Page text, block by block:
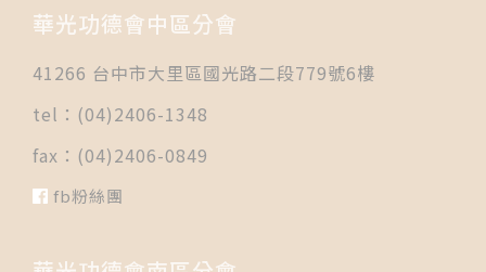
華光功德會中區分會
41266 台中市大里區國光路二段779號6樓
tel：(04)2406-1348
fax：(04)2406-0849
fb粉絲團